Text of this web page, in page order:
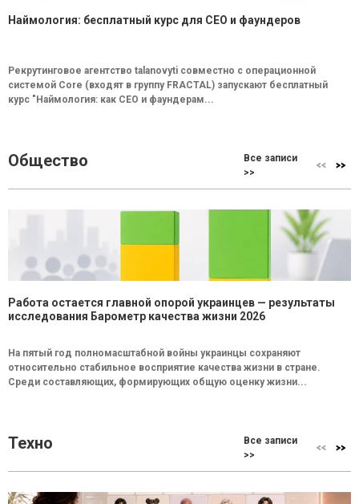
Наймология: бесплатный курс для CEO и фаундеров
Рекрутинговое агентство talanovyti совместно с операционной
системой Core (входят в группу FRACTAL) запускают бесплатный
курс "Наймология: как СEO и фаундерам...
Общество
Все записи
>>
Работа остается главной опорой украинцев — результаты
исследования Барометр качества жизни 2026
На пятый год полномасштабной войны украинцы сохраняют
относительно стабильное восприятие качества жизни в стране.
Среди составляющих, формирующих общую оценку жизни...
Техно
Все записи
>>